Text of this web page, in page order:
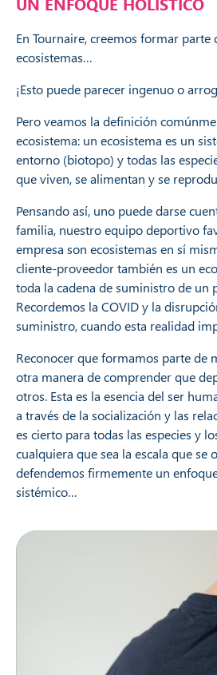
En Tournaire, creemos formar
ecosistemas…
¡Esto puede parecer ingenuo o
Pero veamos la definición
ecosistema: un ecosistema es un
entorno (biotopo) y todas las
que viven, se alimentan y se
Pensando así, uno puede darse
familia, nuestro equipo deportivo
empresa son ecosistemas en sí
cliente-proveedor también es un
toda la cadena de suministro de
Recordemos la COVID y la
suministro, cuando esta realidad
Reconocer que formamos parte de
otra manera de comprender que
otros. Esta es la esencia del ser
a través de la socialización y las
es cierto para todas las especies y
cualquiera que sea la escala que se
defendemos firmemente un
sistémico…